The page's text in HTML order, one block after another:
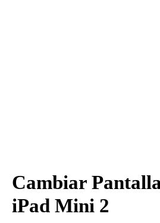
Cambiar
iPad Mini 2
Cambiar
Pantalla
Táctil